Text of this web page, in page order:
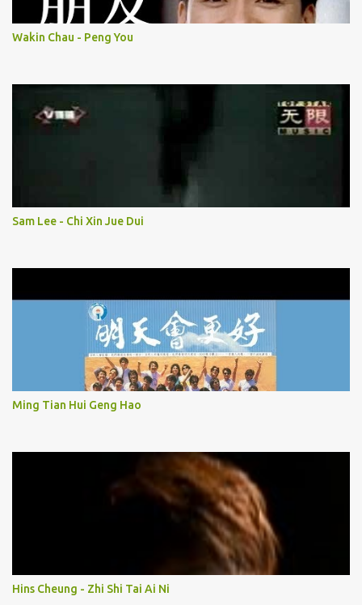
Wakin Chau - Peng You
Sam Lee - Chi Xin Jue Dui
Ming Tian Hui Geng Hao
Hins Cheung - Zhi Shi Tai Ai Ni